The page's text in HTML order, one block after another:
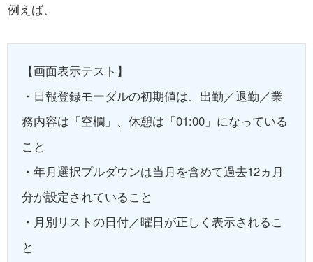
例えば、
【画面表示テスト】
・日報登録モーダルの初期値は、出勤／退勤／業
務内容は「空欄」、休憩は「01:00」になっている
こと
・年月選択プルダウンは当月を含めて過去12ヵ月
分が設定されていること
・月別リストの日付／曜日が正しく表示されるこ
と